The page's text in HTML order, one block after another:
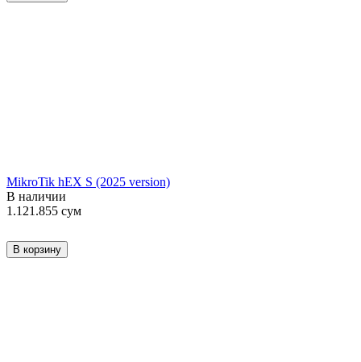
MikroTik hEX S (2025 version)
В наличии
1.121.855 сум
В корзину